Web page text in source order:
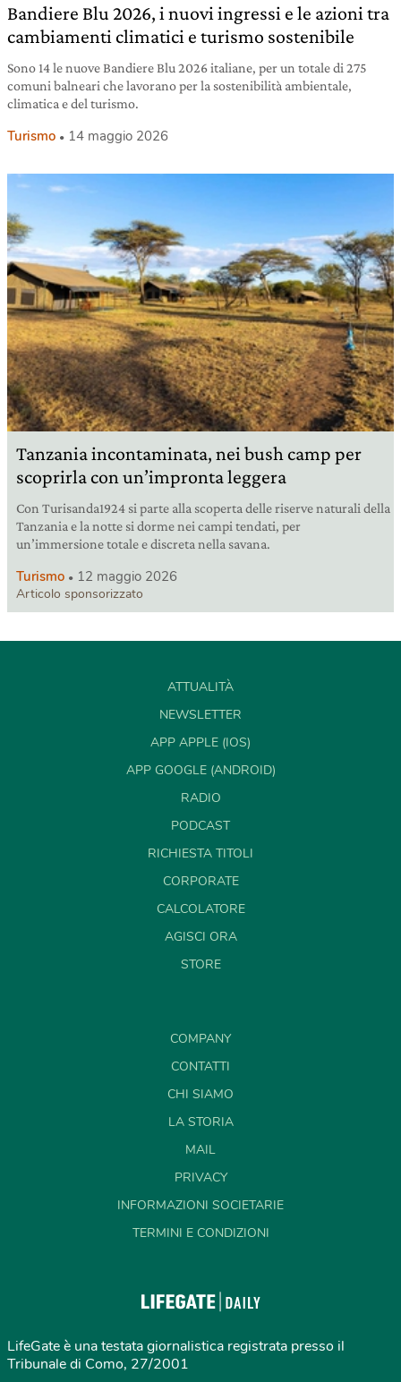
Bandiere Blu 2026, i nuovi ingressi e le azioni tra
cambiamenti climatici e turismo sostenibile
Sono 14 le nuove Bandiere Blu 2026 italiane, per un totale di 275
comuni balneari che lavorano per la sostenibilità ambientale,
climatica e del turismo.
Turismo 14 maggio 2026
Tanzania incontaminata, nei bush camp per
scoprirla con un’impronta leggera
Con Turisanda1924 si parte alla scoperta delle riserve naturali della
Tanzania e la notte si dorme nei campi tendati, per
un’immersione totale e discreta nella savana.
Turismo 12 maggio 2026
Articolo sponsorizzato
ATTUALITÀ
NEWSLETTER
APP APPLE (IOS)
APP GOOGLE (ANDROID)
RADIO
PODCAST
RICHIESTA TITOLI
CORPORATE
CALCOLATORE
AGISCI ORA
STORE
COMPANY
CONTATTI
CHI SIAMO
LA STORIA
MAIL
PRIVACY
INFORMAZIONI SOCIETARIE
TERMINI E CONDIZIONI
LifeGate è una testata giornalistica registrata presso il
Tribunale di Como, 27/2001